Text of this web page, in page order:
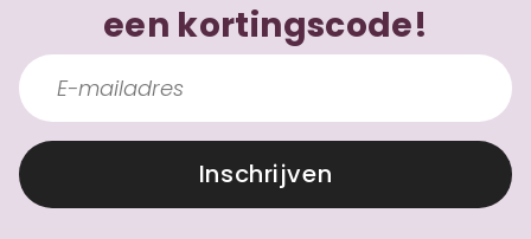
een kortingscode!
Inschrijven